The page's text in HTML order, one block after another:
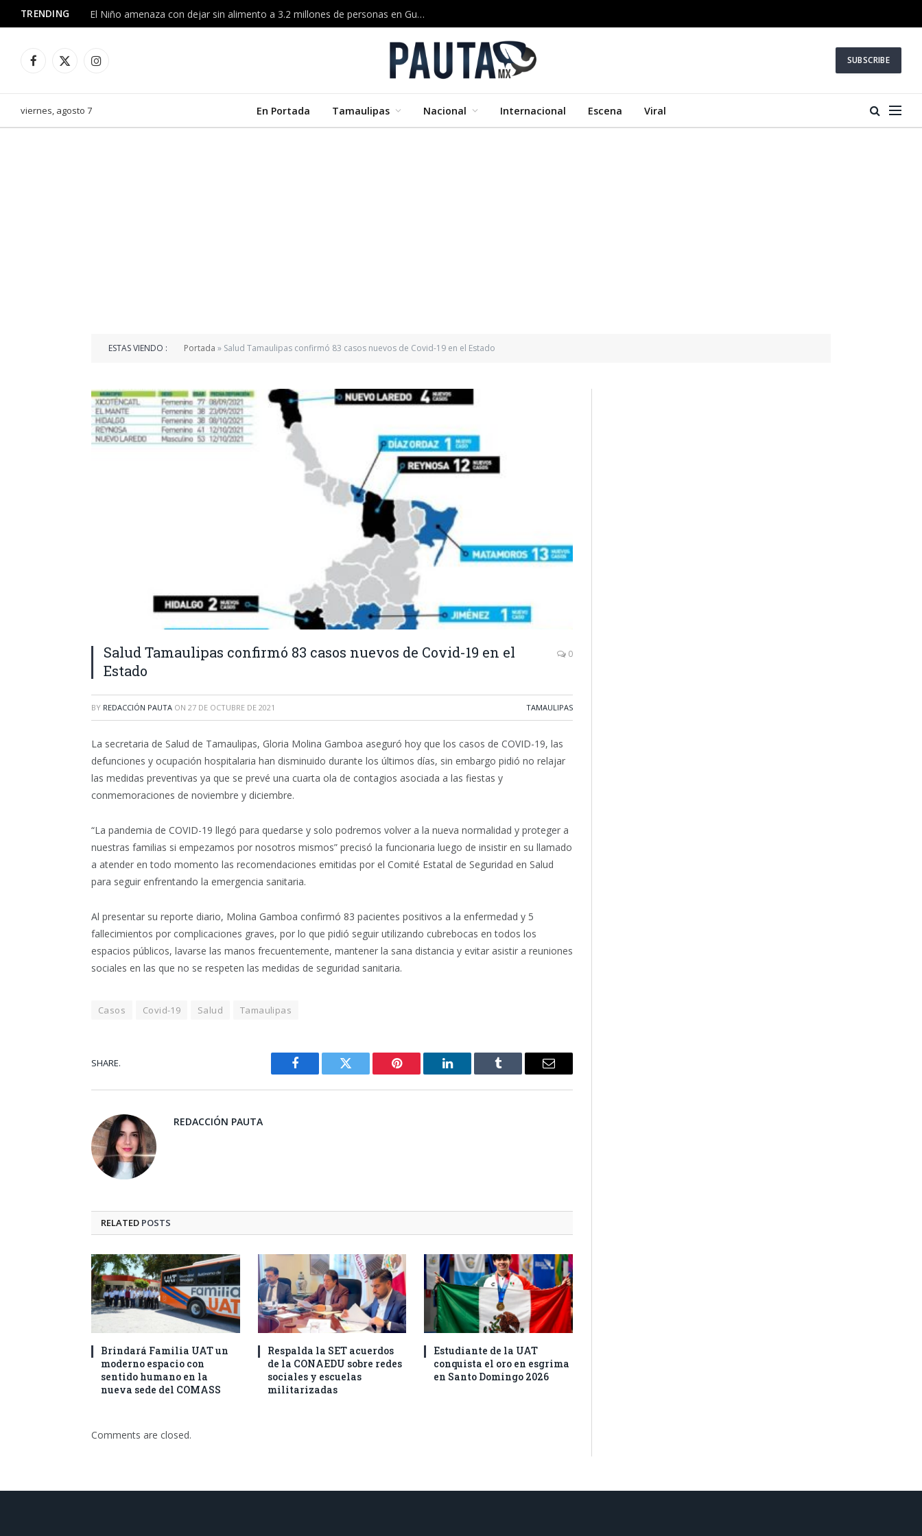
TRENDING El Niño amenaza con dejar sin alimento a 3.2 millones de personas en Guatemala
Facebook
X
Instagram SUBSCRIBE
viernes, agosto 7 En Portada Tamaulipas Nacional Internacional Escena Viral
ESTAS VIENDO : Portada » Salud Tamaulipas confirmó 83 casos nuevos de Covid-19 en el Estado
Salud Tamaulipas confirmó 83 casos nuevos de Covid-19 en el
Estado
0
BY REDACCIÓN PAUTA ON 27 DE OCTUBRE DE 2021 TAMAULIPAS
La secretaria de Salud de Tamaulipas, Gloria Molina Gamboa aseguró hoy que los casos de COVID-19, las
defunciones y ocupación hospitalaria han disminuido durante los últimos días, sin embargo pidió no relajar
las medidas preventivas ya que se prevé una cuarta ola de contagios asociada a las fiestas y
conmemoraciones de noviembre y diciembre.
“La pandemia de COVID-19 llegó para quedarse y solo podremos volver a la nueva normalidad y proteger a
nuestras familias si empezamos por nosotros mismos” precisó la funcionaria luego de insistir en su llamado
a atender en todo momento las recomendaciones emitidas por el Comité Estatal de Seguridad en Salud
para seguir enfrentando la emergencia sanitaria.
Al presentar su reporte diario, Molina Gamboa confirmó 83 pacientes positivos a la enfermedad y 5
fallecimientos por complicaciones graves, por lo que pidió seguir utilizando cubrebocas en todos los
espacios públicos, lavarse las manos frecuentemente, mantener la sana distancia y evitar asistir a reuniones
sociales en las que no se respeten las medidas de seguridad sanitaria.
Casos Covid-19 Salud Tamaulipas
SHARE.
Facebook Twitter Pinterest LinkedIn Tumblr Email
REDACCIÓN PAUTA
RELATED POSTS
Brindará Familia UAT un
moderno espacio con
sentido humano en la
nueva sede del COMASS
Respalda la SET acuerdos
de la CONAEDU sobre redes
sociales y escuelas
militarizadas
Estudiante de la UAT
conquista el oro en esgrima
en Santo Domingo 2026
Comments are closed.